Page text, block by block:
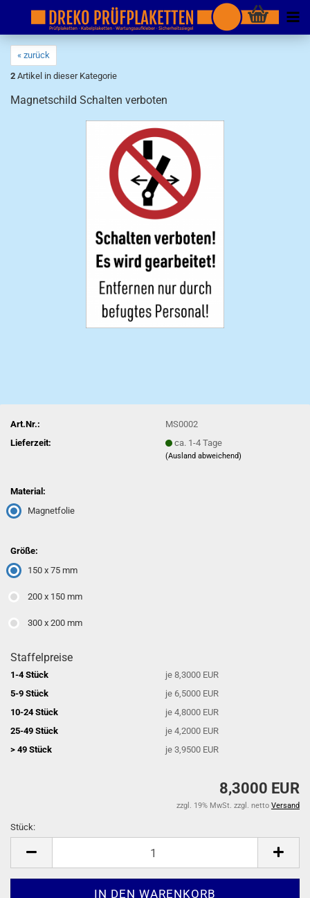
« zurück
2 Artikel in dieser Kategorie
Magnetschild Schalten verboten
Art.Nr.:
MS0002
Lieferzeit:
ca. 1-4 Tage
(Ausland abweichend)
Material:
Magnetfolie
Größe:
150 x 75 mm
200 x 150 mm
300 x 200 mm
Staffelpreise
1-4 Stück
je 8,3000 EUR
5-9 Stück
je 6,5000 EUR
10-24 Stück
je 4,8000 EUR
25-49 Stück
je 4,2000 EUR
> 49 Stück
je 3,9500 EUR
8,3000 EUR
zzgl. 19% MwSt. zzgl. netto Versand
Stück: